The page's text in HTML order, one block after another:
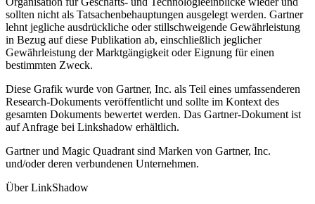
sollten nicht als Tatsachenbehauptungen ausgelegt werden. Gartner
lehnt jegliche ausdrückliche oder stillschweigende Gewährleistung
in Bezug auf diese Publikation ab, einschließlich jeglicher
Gewährleistung der Marktgängigkeit oder Eignung für einen
bestimmten Zweck.
Diese Grafik wurde von Gartner, Inc. als Teil eines umfassenderen
Research-Dokuments veröffentlicht und sollte im Kontext des
gesamten Dokuments bewertet werden. Das Gartner-Dokument ist
auf Anfrage bei Linkshadow erhältlich.
Gartner und Magic Quadrant sind Marken von Gartner, Inc.
und/oder deren verbundenen Unternehmen.
Über LinkShadow